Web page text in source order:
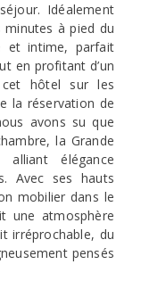
Idéalement
à pied du
et intime, parfait
en profitant d’un
hôtel sur les
la réservation de
avons su que
la Grande
élégance
Avec ses hauts
mobilier dans le
une atmosphère
irréprochable, du
pensés